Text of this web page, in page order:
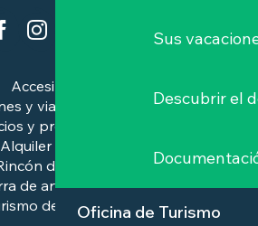
Sus
Descubrir el
Oficina de Turismo
Accesibilidad
y viajes de negocios
y profesionales
Alquiler de salas
de prensa
de arte e historia
de calidad™.